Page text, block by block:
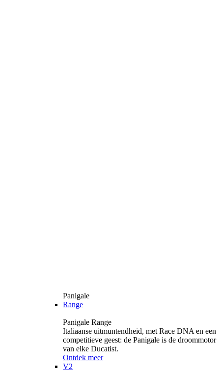
Panigale
Range
Panigale Range
Italiaanse uitmuntendheid, met Race DNA en een
competitieve geest: de Panigale is de droommotor
van elke Ducatist.
Ontdek meer
V2